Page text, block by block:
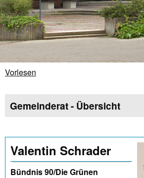
Vorlesen
Gemeinderat - Übersicht
Valentin Schrader
Bündnis 90/Die Grünen